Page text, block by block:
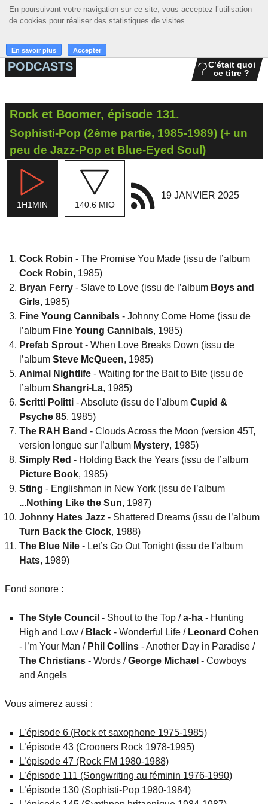
En poursuivant votre navigation sur ce site, vous acceptez l’utilisation
de cookies pour réaliser des statistiques de visites.
En savoir plus Accepter
En poursuivant votre navigation sur ce site, vous acceptez l’utilisation
de cookies pour réaliser des statistiques de visites.
En savoir plus Accepter
☰ MENU
ACCUEIL
MUSIQUE
ACTIONS
LA RADIO
PODCASTS
C’était quoi
ce titre ?
Rock et Boomer, épisode 131.
Sophisti-Pop (2ème partie, 1985-1989) (+ un
peu de Jazz-Pop et Blue-Eyed Soul)
1H1MIN 140.6 MIO
19 JANVIER 2025
Cock Robin - The Promise You Made (issu de l’album
Cock Robin, 1985)
Bryan Ferry - Slave to Love (issu de l’album Boys and
Girls, 1985)
Fine Young Cannibals - Johnny Come Home (issu de
l’album Fine Young Cannibals, 1985)
Prefab Sprout - When Love Breaks Down (issu de
l’album Steve McQueen, 1985)
Animal Nightlife - Waiting for the Bait to Bite (issu de
l’album Shangri-La, 1985)
Scritti Politti - Absolute (issu de l’album Cupid &
Psyche 85, 1985)
The RAH Band - Clouds Across the Moon (version 45T,
version longue sur l’album Mystery, 1985)
Simply Red - Holding Back the Years (issu de l’album
Picture Book, 1985)
Sting - Englishman in New York (issu de l’album
...Nothing Like the Sun, 1987)
Johnny Hates Jazz - Shattered Dreams (issu de l’album
Turn Back the Clock, 1988)
The Blue Nile - Let’s Go Out Tonight (issu de l’album
Hats, 1989)
Fond sonore :
The Style Council - Shout to the Top /a-ha - Hunting
High and Low / Black - Wonderful Life / Leonard Cohen
- I’m Your Man / Phil Collins - Another Day in Paradise /
The Christians - Words /George Michael - Cowboys
and Angels
Vous aimerez aussi :
L’épisode 6 (Rock et saxophone 1975-1985)
L’épisode 43 (Crooners Rock 1978-1995)
L’épisode 47 (Rock FM 1980-1988)
L’épisode 111 (Songwriting au féminin 1976-1990)
L’épisode 130 (Sophisti-Pop 1980-1984)